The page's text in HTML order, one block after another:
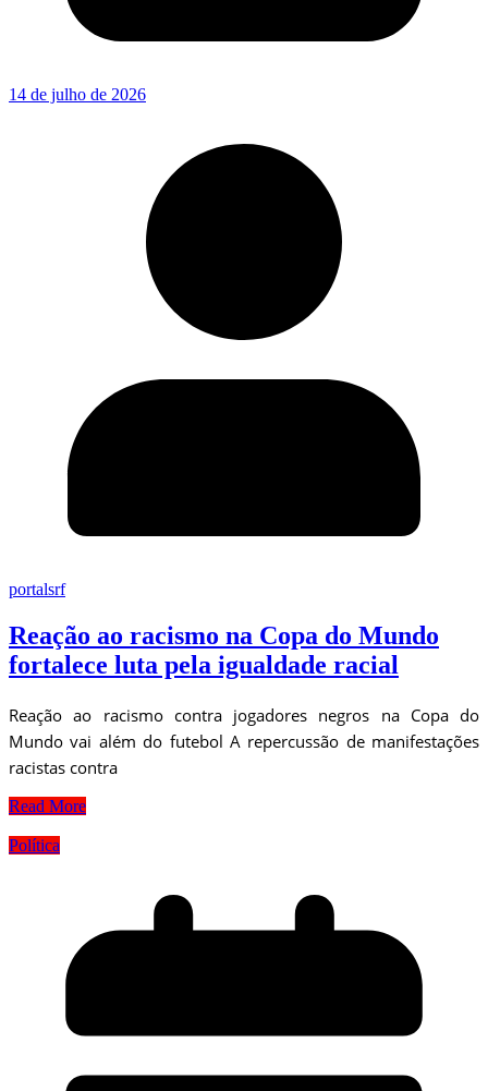
14 de julho de 2026
portalsrf
Reação ao racismo na Copa do Mundo
fortalece luta pela igualdade racial
Reação ao racismo contra jogadores negros na Copa do
Mundo vai além do futebol A repercussão de manifestações
racistas contra
Read More
Política